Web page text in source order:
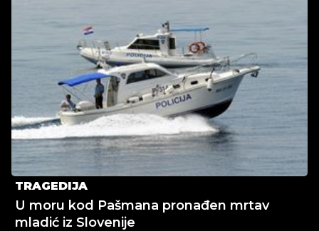
TRAGEDIJA
U moru kod Pašmana pronađen mrtav
mladić iz Slovenije